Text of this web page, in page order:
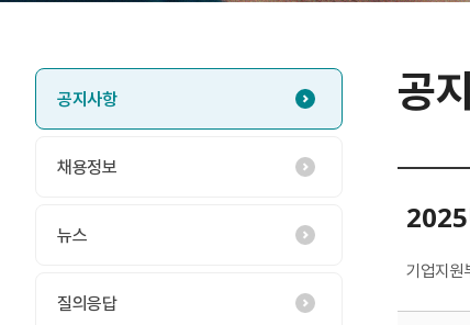
공지사항
채용정보
뉴스
질의응답
공
2025
기업지원